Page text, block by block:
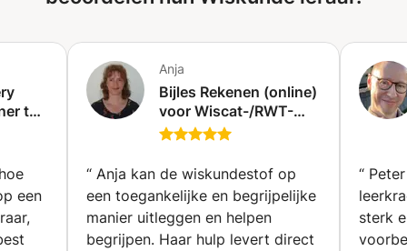
tot
een
Anja
Bijles Rekenen (online)
voor Wiscat-/RWT-
toets, Landelijke
andere Rekentoetsen
Pabo (Enkhuizen)
“ Anja kan de wiskundestof op
een toegankelijke en begrijpelijke
manier uitleggen en helpen
begrijpen. Haar hulp levert direct
“
sterk